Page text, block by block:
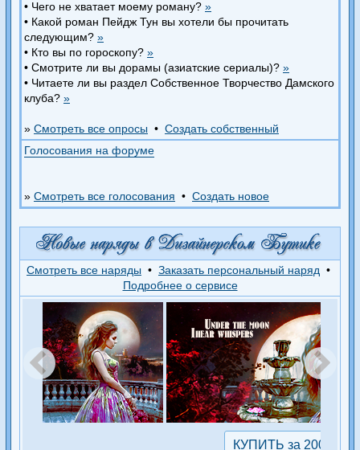
• Чего не хватает моему роману? »
• Какой роман Пейдж Тун вы хотели бы прочитать
следующим? »
• Кто вы по гороскопу? »
• Смотрите ли вы дорамы (азиатские сериалы)? »
• Читаете ли вы раздел Собственное Творчество Дамского
клуба? »
» Смотреть все опросы • Создать собственный
Голосования на форуме
» Смотреть все голосования • Создать новое
Смотреть все наряды • Заказать персональный наряд •
Подробнее о сервисе